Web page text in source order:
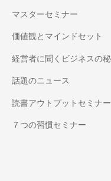
マスターセミナー
価値観とマインドセット
経営者に聞くビジネスの
話題のニュース
読書アウトプットセミナー
７つの習慣セミナー